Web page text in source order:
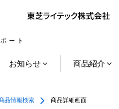
ート
お知らせ 商品紹介
品情報検索 商品詳細画面